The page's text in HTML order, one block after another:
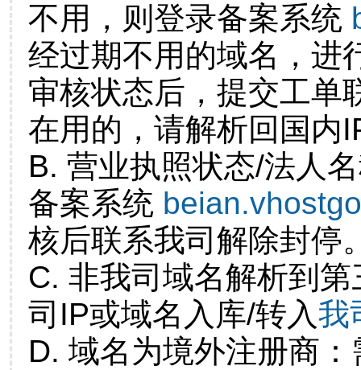
不用，则登录备案系统
经过期不用的域名，进
审核状态后，提交工单
在用的，请解析回国内
B. 营业执照状态/法人
备案系统
核后联系我司解除封停
C. 非我司域名解析到
司IP或域名入库/转入我
D. 域名为境外注册商